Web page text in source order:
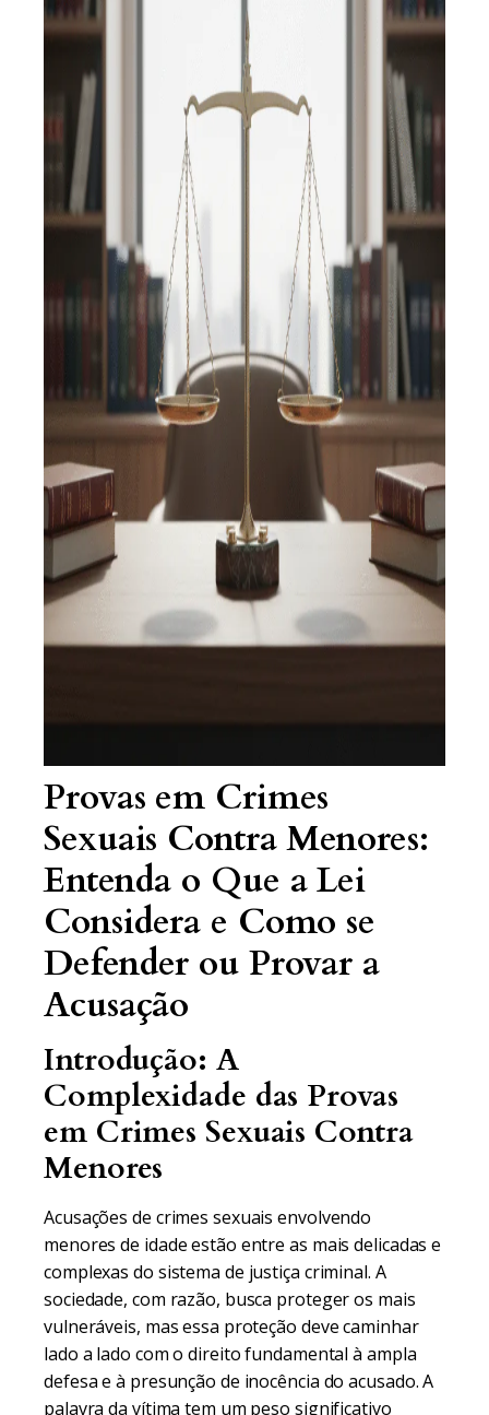
Provas em Crimes
Sexuais Contra Menores:
Entenda o Que a Lei
Considera e Como se
Defender ou Provar a
Acusação
Introdução: A
Complexidade das Provas
em Crimes Sexuais Contra
Menores
Acusações de crimes sexuais envolvendo
menores de idade estão entre as mais delicadas e
complexas do sistema de justiça criminal. A
sociedade, com razão, busca proteger os mais
vulneráveis, mas essa proteção deve caminhar
lado a lado com o direito fundamental à ampla
defesa e à presunção de inocência do acusado. A
palavra da vítima tem um peso significativo